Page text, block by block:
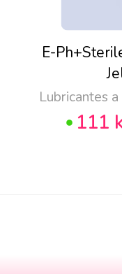
E-
Lubricantes
111